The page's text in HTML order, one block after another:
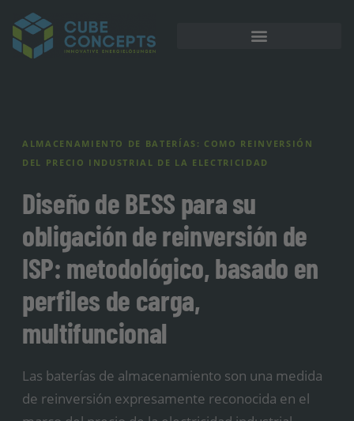
ALMACENAMIENTO DE BATERÍAS: COMO REINVERSIÓN
DEL PRECIO INDUSTRIAL DE LA ELECTRICIDAD
Diseño de BESS para su
obligación de reinversión de
ISP: metodológico, basado en
perfiles de carga,
multifuncional
Las baterías de almacenamiento son una medida
de reinversión expresamente reconocida en el